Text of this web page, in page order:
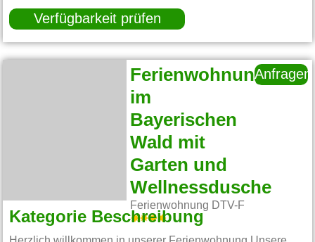
Verfügbarkeit prüfen
Ferienwohnung
im
Bayerischen
Wald mit
Garten und
Wellnessdusche
Ferienwohnung DTV-F
Anfragen
Kategorie Beschreibung